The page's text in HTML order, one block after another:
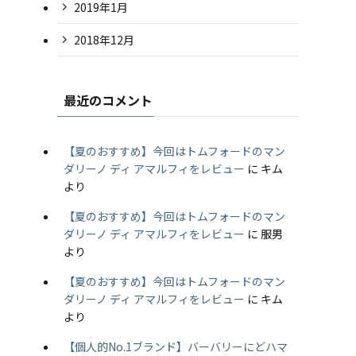
2019年1月
2018年12月
最近のコメント
【夏のおすすめ】今回はトムフォードのマン
ダリーノ ディ アマルフィをレビュー に キム
より
【夏のおすすめ】今回はトムフォードのマン
ダリーノ ディ アマルフィをレビュー に 服男
より
【夏のおすすめ】今回はトムフォードのマン
ダリーノ ディ アマルフィをレビュー に キム
より
【個人的No.1ブランド】バーバリーにどハマ